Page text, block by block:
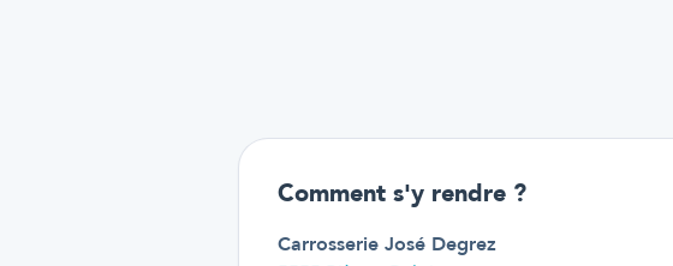
Comment s'y rendre ?
Carrosserie José Degrez